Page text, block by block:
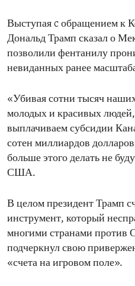
Выступая c обращением к
Дональд Трамп сказал о
позволили фентанилу
невиданных ранее
«Убивая сотни тысяч
молодых и красивых
выплачиваем субсидии
сотен миллиардов
больше этого делать не
США.
В целом президент Трамп
инструмент, который
многими странами против
подчеркнул свою
«счета на игровом поле».